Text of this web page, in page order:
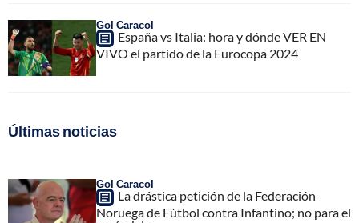
Gol Caracol
España vs Italia: hora y dónde VER EN
VIVO el partido de la Eurocopa 2024
Últimas noticias
Gol Caracol
La drástica petición de la Federación
Noruega de Fútbol contra Infantino; no para el